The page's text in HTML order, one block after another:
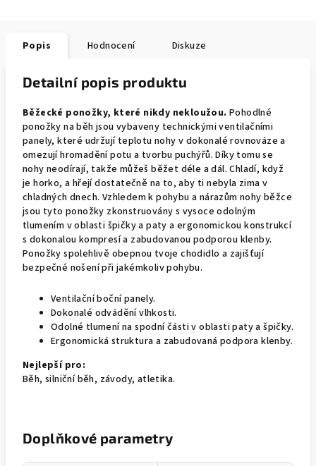
Popis Hodnocení Diskuze
Detailní popis produktu
Běžecké ponožky, které nikdy nekloužou. Pohodlné
ponožky na běh jsou vybaveny technickými ventilačními
panely, které udržují teplotu nohy v dokonalé rovnováze a
omezují hromadění potu a tvorbu puchýřů. Díky tomu se
nohy neodírají, takže můžeš běžet déle a dál. Chladí, když
je horko, a hřejí dostatečně na to, aby ti nebyla zima v
chladných dnech. Vzhledem k pohybu a nárazům nohy běžce
jsou tyto ponožky zkonstruovány s vysoce odolným
tlumením v oblasti špičky a paty a ergonomickou konstrukcí
s dokonalou kompresí a zabudovanou podporou klenby.
Ponožky spolehlivě obepnou tvoje chodidlo a zajišťují
bezpečné nošení při jakémkoliv pohybu.
Ventilační boční panely.
Dokonalé odvádění vlhkosti.
Odolné tlumení na spodní části v oblasti paty a špičky.
Ergonomická struktura a zabudovaná podpora klenby.
Nejlepší pro:
Běh, silniční běh, závody, atletika.
Doplňkové parametry